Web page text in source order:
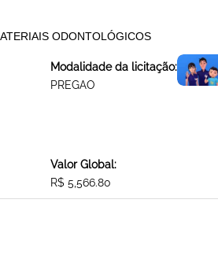
ODONTOLÓGICOS
Modalidade da licitação:
PREGAO
Valor Global:
R$ 5,566.80